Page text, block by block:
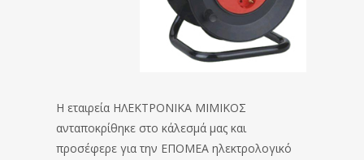
Η εταιρεία ΗΛΕΚΤΡΟΝΙΚΑ ΜΙΜΙΚΟΣ
ανταποκρίθηκε στο κάλεσμά μας και
προσέφερε για την ΕΠΟΜΕΑ ηλεκτρολογικό